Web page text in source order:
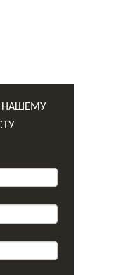
НАШЕМУ